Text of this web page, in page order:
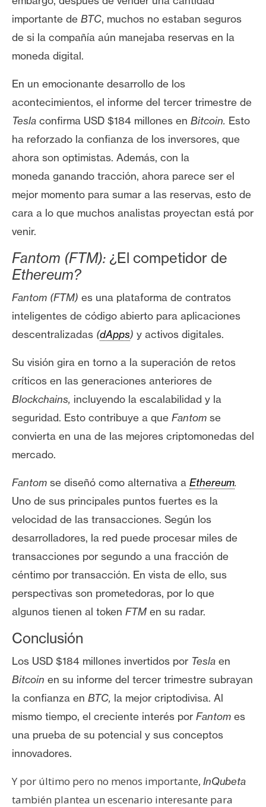
importante de BTC, muchos no estaban seguros
de si la compañía aún manejaba reservas en la
moneda digital.
En un emocionante desarrollo de los
acontecimientos, el informe del tercer trimestre de
Tesla confirma USD $184 millones en Bitcoin. Esto
ha reforzado la confianza de los inversores, que
ahora son optimistas. Además, con la
moneda ganando tracción, ahora parece ser el
mejor momento para sumar a las reservas, esto de
cara a lo que muchos analistas proyectan está por
venir.
Fantom (FTM): ¿El competidor de
Ethereum?
Fantom (FTM) es una plataforma de contratos
inteligentes de código abierto para aplicaciones
descentralizadas (dApps) y activos digitales.
Su visión gira en torno a la superación de retos
críticos en las generaciones anteriores de
Blockchains, incluyendo la escalabilidad y la
seguridad. Esto contribuye a que Fantom se
convierta en una de las mejores criptomonedas del
mercado.
Fantom se diseñó como alternativa a Ethereum.
Uno de sus principales puntos fuertes es la
velocidad de las transacciones. Según los
desarrolladores, la red puede procesar miles de
transacciones por segundo a una fracción de
céntimo por transacción. En vista de ello, sus
perspectivas son prometedoras, por lo que
algunos tienen al token FTM en su radar.
Conclusión
Los USD $184 millones invertidos por Tesla en
Bitcoin en su informe del tercer trimestre subrayan
la confianza en BTC, la mejor criptodivisa. Al
mismo tiempo, el creciente interés por Fantom es
una prueba de su potencial y sus conceptos
innovadores.
Y por último pero no menos importante, InQubeta
también plantea un escenario interesante para